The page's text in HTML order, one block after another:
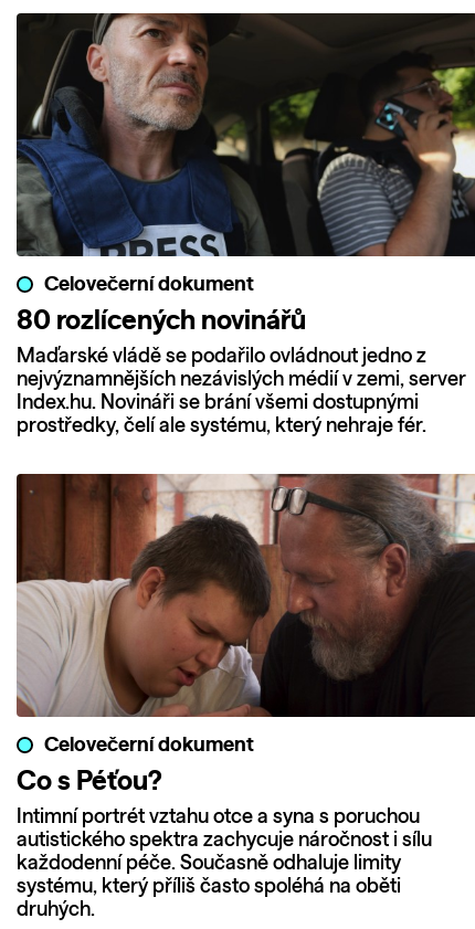
Celovečerní dokument
80 rozlícených novinářů
Maďarské vládě se podařilo ovládnout jedno z
nejvýznamnějších nezávislých médií v zemi, server
Index.hu. Novináři se brání všemi dostupnými
prostředky, čelí ale systému, který nehraje fér.
Celovečerní dokument
Co s Péťou?
Intimní portrét vztahu otce a syna s poruchou
autistického spektra zachycuje náročnost i sílu
každodenní péče. Současně odhaluje limity
systému, který příliš často spoléhá na oběti
druhých.